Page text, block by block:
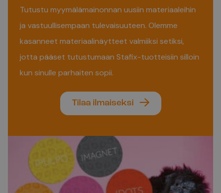
Tutustu myymälämainonnan uusiin materiaaleihin
ja vastuullisempaan tulevaisuuteen. Olemme
kasanneet materiaalinäytteet valmiiksi setiksi,
jotta pääset tutustumaan Stafix-tuotteisiin silloin
kun sinulle parhaiten sopii.
Tilaa ilmaiseksi